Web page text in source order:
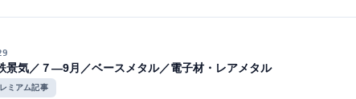
景気／７―9月／ベースメタル／電子材・レアメタル
ミアム記事